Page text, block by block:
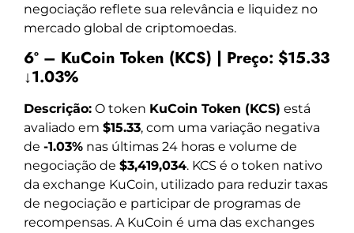
negociação reflete sua relevância e liquidez no
mercado global de criptomoedas.
6º – KuCoin Token (KCS) | Preço: $15.33
↓1.03%
Descrição: O token KuCoin Token (KCS) está
avaliado em $15.33, com uma variação negativa
de -1.03% nas últimas 24 horas e volume de
negociação de $3,419,034. KCS é o token nativo
da exchange KuCoin, utilizado para reduzir taxas
de negociação e participar de programas de
recompensas. A KuCoin é uma das exchanges